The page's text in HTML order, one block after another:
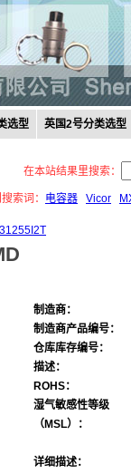
选型 英国2号分类选型
在本站结果里搜索：
索词： 电容器 Vicor
制造商：
制造商产品编号：
仓库库存编号：
描述：
ROHS：
湿气敏感性等级
（MSL）：
详细描述：